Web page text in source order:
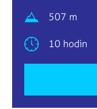
507 m
10 hodin